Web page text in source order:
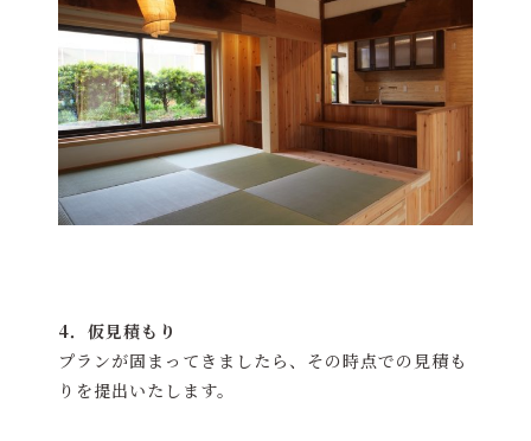
4．仮見積もり
プランが固まってきましたら、その時点での見積も
りを提出いたします。